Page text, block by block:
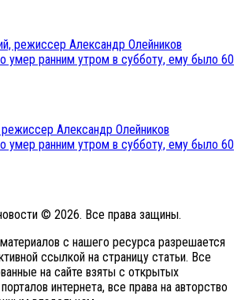
Александр Олейников
умер ранним утром в субботу, ему было 60
© 2026. Все права защины.
с нашего ресурса разрешается
ссылкой на страницу статьи. Все
на сайте взяты с открытых
интернета, все права на авторство